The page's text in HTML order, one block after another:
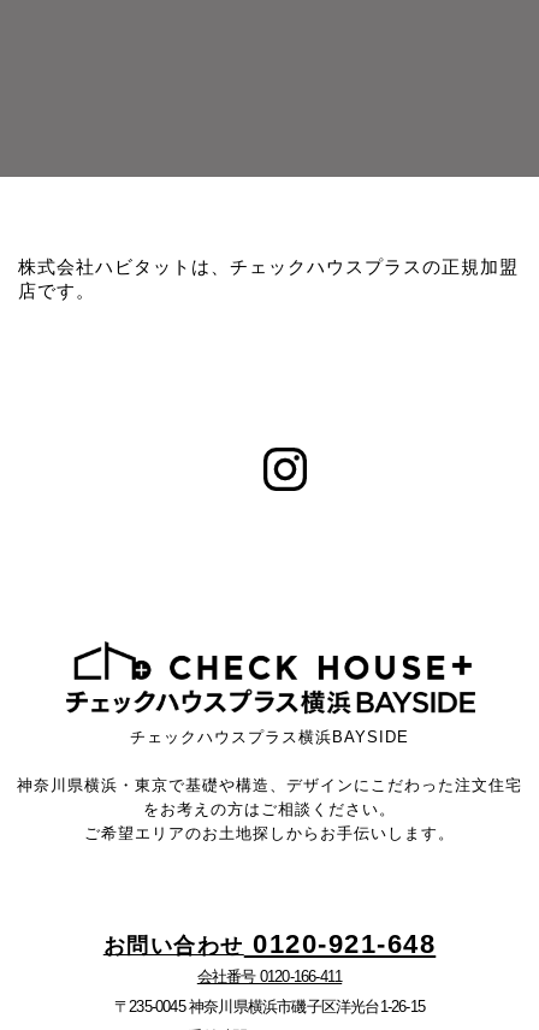
株式会社ハビタットは、チェックハウスプラスの正規加盟
店です。
チェックハウスプラス横浜BAYSIDE
神奈川県横浜・東京で基礎や構造、デザインにこだわった注文住宅
をお考えの方はご相談ください。
ご希望エリアのお土地探しからお手伝いします。
お問い合わせ 0120-921-648
会社番号 0120-166-411
〒235-0045 神奈川県横浜市磯子区洋光台1-26-15